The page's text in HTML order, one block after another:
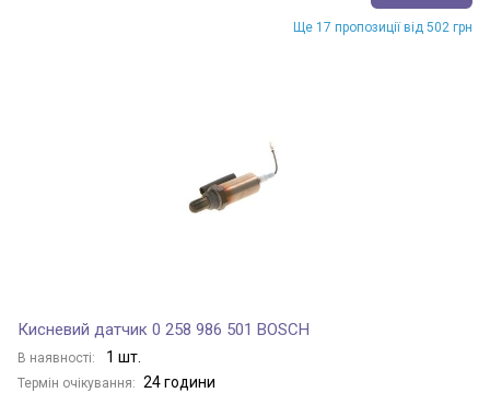
Ще 17 пропозиції від 502 грн
Кисневий датчик 0 258 986 501 BOSCH
В наявності: 1 шт.
Термін очікування: 24 години